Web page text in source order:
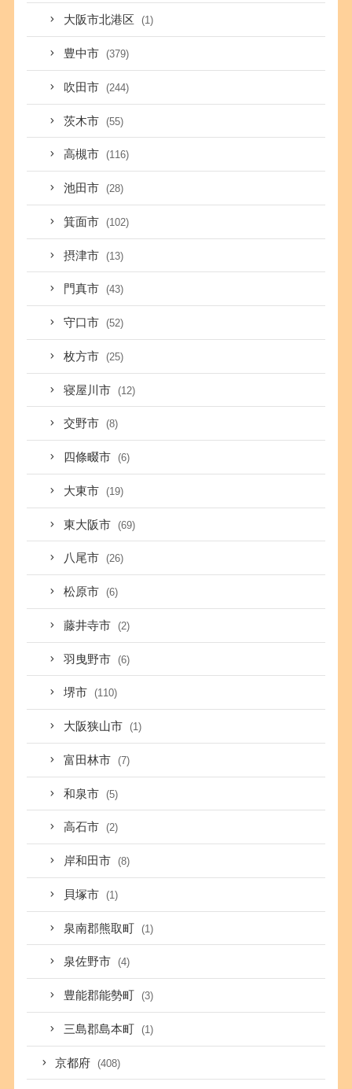
大阪市北港区 (1)
豊中市 (379)
吹田市 (244)
茨木市 (55)
高槻市 (116)
池田市 (28)
箕面市 (102)
摂津市 (13)
門真市 (43)
守口市 (52)
枚方市 (25)
寝屋川市 (12)
交野市 (8)
四條畷市 (6)
大東市 (19)
東大阪市 (69)
八尾市 (26)
松原市 (6)
藤井寺市 (2)
羽曳野市 (6)
堺市 (110)
大阪狭山市 (1)
富田林市 (7)
和泉市 (5)
高石市 (2)
岸和田市 (8)
貝塚市 (1)
泉南郡熊取町 (1)
泉佐野市 (4)
豊能郡能勢町 (3)
三島郡島本町 (1)
京都府 (408)